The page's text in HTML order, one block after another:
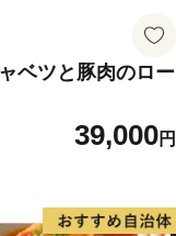
ベツと豚肉のロー
39,000円